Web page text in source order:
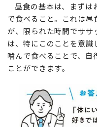
昼食の基本は、まずは
で食べること。これは
が、限られた時間でササ
は、特にこのことを意識
噛んで食べることで、自
ことができます。